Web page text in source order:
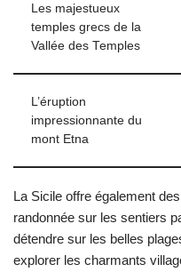
Les majestueux
temples grecs de la
Vallée des Temples
L’éruption
impressionnante du
mont Etna
La Sicile offre également
randonnée sur les sentiers
détendre sur les belles
explorer les charmants